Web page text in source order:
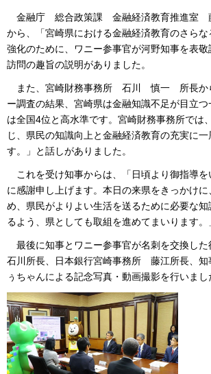
金融庁 総合政策課 金融経済教育推進室
から、「宮崎県における金融経済教育のさら
強化のために、ワニー参事官が河野知事を表敬
訪問の趣旨の説明がありました。
また 、宮崎財務事務所 石川慎一 所長か
ー調査の結果、宮崎県は金融知識不足が目立
は全国4位と高水準です。宮崎財務事務所では
じ、県民の知識向上と金融経済教育の充実に一
す。」と話しがありました。
これを受け知事からは 、「日頃より御指導
に感謝申し上げます。本日の来県をきっかけ
め、県民がよりよい生活を送るために必要な
るよう、県としても取組を進めてまいります。
最後に知事とワニー参事官が名刺を交換した
石川所長、日本銀行宮崎事務所
藤江所長、知
ぅちゃんによる記念写真・動画撮影を行いまし